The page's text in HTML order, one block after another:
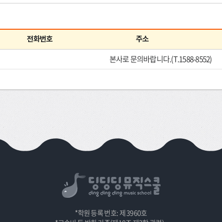
전화번호 주소
본사로 문의바랍니다.(T.1588-8552)
*학원 등록 번호: 제 3960호